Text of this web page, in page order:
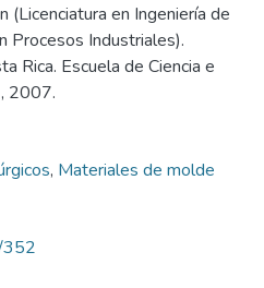
(Licenciatura en Ingeniería de
Procesos Industriales).
Rica. Escuela de Ciencia e
2007.
, Materiales de molde
352